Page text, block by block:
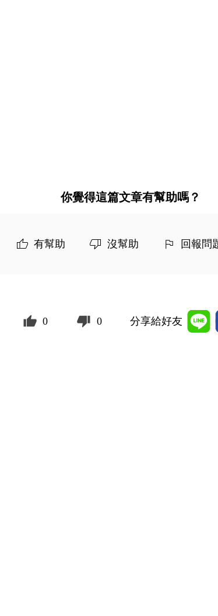
你覺得這篇文章有幫助嗎？
有幫助 沒幫助 回報問
0 0 分享給好友